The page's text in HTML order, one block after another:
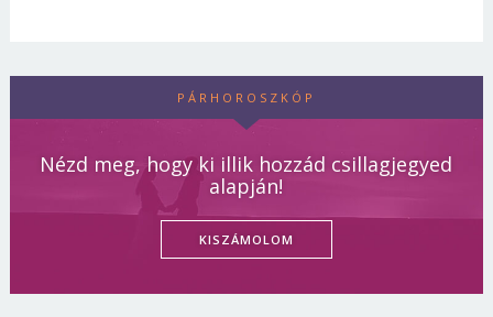
PÁRHOROSZKÓP
Nézd meg, hogy ki illik hozzád csillagjegyed
alapján!
KISZÁMOLOM